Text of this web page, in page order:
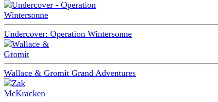
Undercover: Operation Wintersonne
Wallace & Gromit Grand Adventures